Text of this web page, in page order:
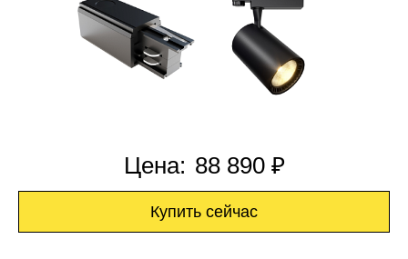
Цена: 88 890 ₽
Купить сейчас